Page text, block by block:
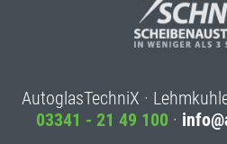
AutoglasTechniX ·
03341 - 21 49 100 ·